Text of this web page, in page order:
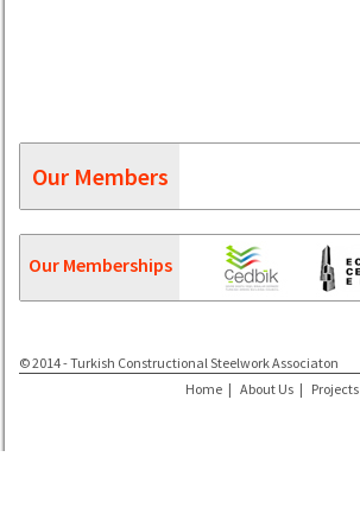
Our Members
Our Memberships
© 2014 - Turkish Constructional Steelwork Associaton
Home | About Us | Projects